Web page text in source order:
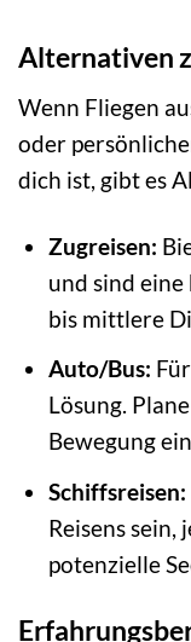
Alternativen
Wenn Fliegen
oder
dich ist, gibt es
Zugreisen:
und sind
bis mittlere
Auto/Bus:
Lösung.
Bewegung
Schiffsreisen:
Reisens sein,
potenzielle